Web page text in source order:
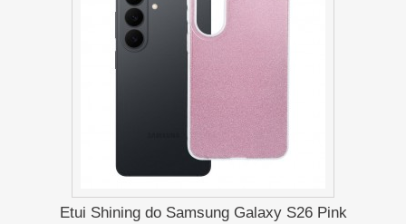
Etui Shining do Samsung Galaxy S26 Pink